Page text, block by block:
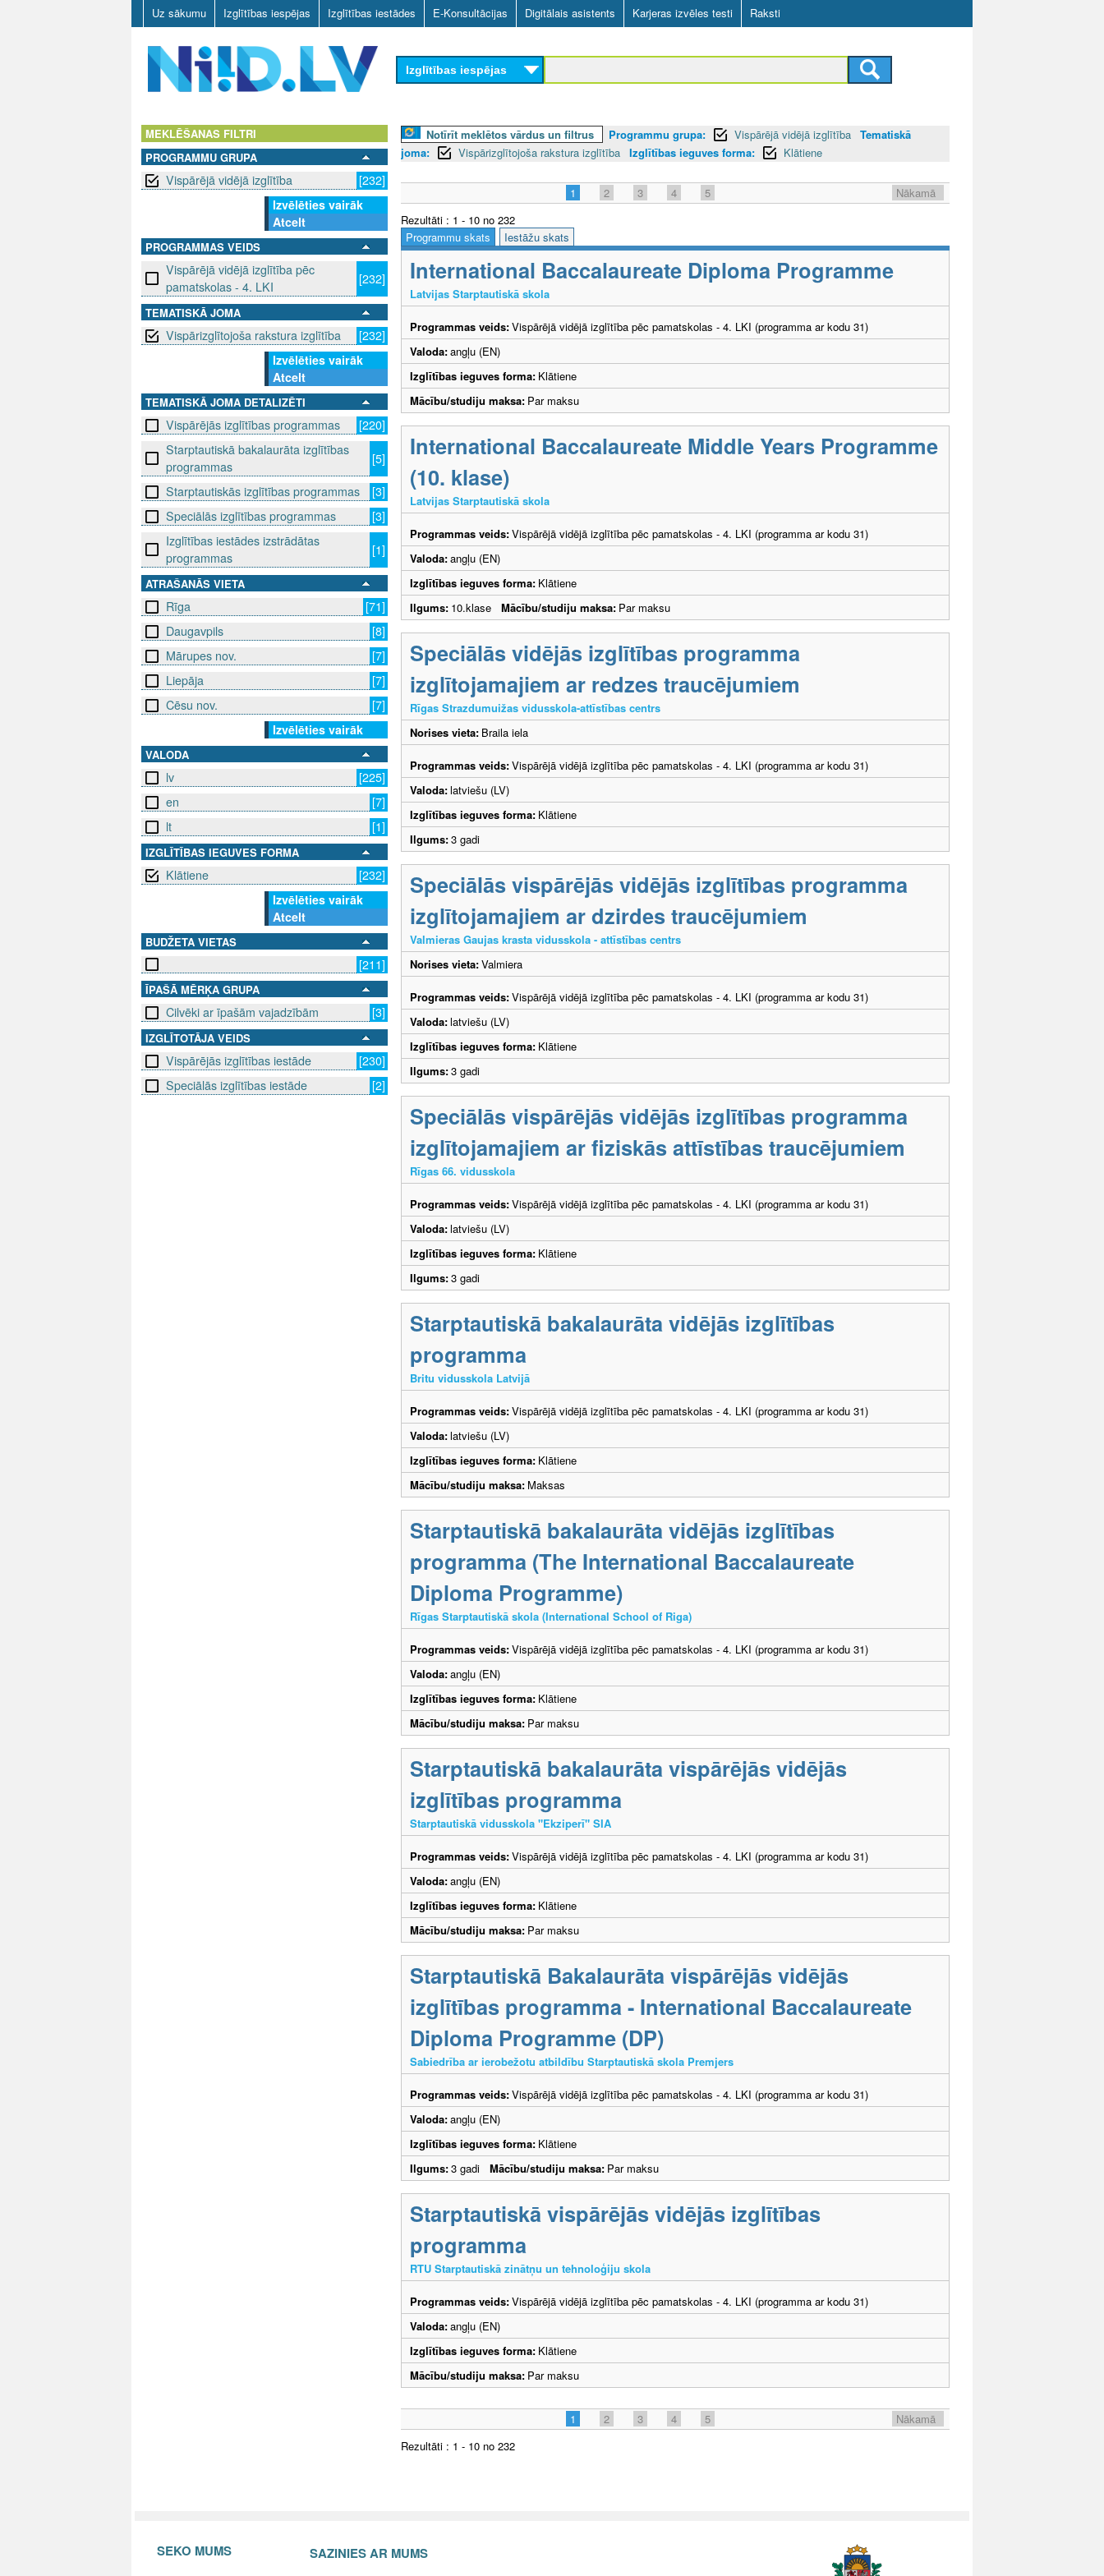
Skip
to
main
content
Uz sākumu Izglītības iespējas Izglītības iestādes E-Konsultācijas Digitālais asistents Karjeras izvēles testi Raksti
V
Izglītības iespējas
MEKLĒŠANAS FILTRI
PROGRAMMU GRUPA
Vispārējā vidējā izglītība
[232]
Izvēlēties vairāk
Atcelt
PROGRAMMAS VEIDS
Vispārējā vidējā izglītība pēc
pamatskolas - 4. LKI
[232]
TEMATISKĀ JOMA
Vispārizglītojoša rakstura izglītība
[232]
Izvēlēties vairāk
Atcelt
TEMATISKĀ JOMA DETALIZĒTI
Vispārējās izglītības programmas
[220]
Starptautiskā bakalaurāta izglītības
programmas
[5]
Starptautiskās izglītības programmas
[3]
Speciālās izglītības programmas
[3]
Izglītības iestādes izstrādātas
programmas
[1]
ATRAŠANĀS VIETA
Rīga
[71]
Daugavpils
[8]
Mārupes nov.
[7]
Liepāja
[7]
Cēsu nov.
[7]
Izvēlēties vairāk
VALODA
lv
[225]
en
[7]
lt
[1]
IZGLĪTĪBAS IEGUVES FORMA
Klātiene
[232]
Izvēlēties vairāk
Atcelt
BUDŽETA VIETAS
[211]
ĪPAŠĀ MĒRĶA GRUPA
Cilvēki ar īpašām vajadzībām [3]
IZGLĪTOTĀJA VEIDS
Vispārējās izglītības iestāde
[230]
Speciālās izglītības iestāde
[2]
Notīrīt meklētos vārdus un filtrus Programmu grupa: Vispārējā vidējā izglītība Tematiskā
joma:
Vispārizglītojoša rakstura izglītība Izglītības ieguves forma: Klātiene
1 2 3 4 5
Nākamā
Rezultāti : 1 - 10 no 232
Programmu skats
Iestāžu skats
International Baccalaureate Diploma Programme
Latvijas Starptautiskā skola
Programmas veids:Vispārējā vidējā izglītība pēc pamatskolas - 4. LKI (programma ar kodu 31)
Valoda:angļu (EN)
Izglītības ieguves forma: Klātiene
Mācību/studiju maksa: Par maksu
International Baccalaureate Middle Years Programme
(10. klase)
Latvijas Starptautiskā skola
Programmas veids:Vispārējā vidējā izglītība pēc pamatskolas - 4. LKI (programma ar kodu 31)
Valoda:angļu (EN)
Izglītības ieguves forma: Klātiene
Ilgums: 10.klase Mācību/studiju maksa: Par maksu
Speciālās vidējās izglītības programma
izglītojamajiem ar redzes traucējumiem
Rīgas Strazdumuižas vidusskola-attīstības centrs
Norises vieta: Braila iela
Programmas veids:Vispārējā vidējā izglītība pēc pamatskolas - 4. LKI (programma ar kodu 31)
Valoda:latviešu (LV)
Izglītības ieguves forma: Klātiene
Ilgums:3 gadi
Speciālās vispārējās vidējās izglītības programma
izglītojamajiem ar dzirdes traucējumiem
Valmieras Gaujas krasta vidusskola - attīstības centrs
Norises vieta:Valmiera
Programmas veids:Vispārējā vidējā izglītība pēc pamatskolas - 4. LKI (programma ar kodu 31)
Valoda:latviešu (LV)
Izglītības ieguves forma: Klātiene
Ilgums:3 gadi
Speciālās vispārējās vidējās izglītības programma
izglītojamajiem ar fiziskās attīstības traucējumiem
Rīgas 66. vidusskola
Programmas veids:Vispārējā vidējā izglītība pēc pamatskolas - 4. LKI (programma ar kodu 31)
Valoda:latviešu (LV)
Izglītības ieguves forma: Klātiene
Ilgums:3 gadi
Starptautiskā bakalaurāta vidējās izglītības
programma
Britu vidusskola Latvijā
Programmas veids:Vispārējā vidējā izglītība pēc pamatskolas - 4. LKI (programma ar kodu 31)
Valoda:latviešu (LV)
Izglītības ieguves forma: Klātiene
Mācību/studiju maksa: Maksas
Starptautiskā bakalaurāta vidējās izglītības
programma (The International Baccalaureate
Diploma Programme)
Rīgas Starptautiskā skola (International School of Riga)
Programmas veids:Vispārējā vidējā izglītība pēc pamatskolas - 4. LKI (programma ar kodu 31)
Valoda:angļu (EN)
Izglītības ieguves forma: Klātiene
Mācību/studiju maksa: Par maksu
Starptautiskā bakalaurāta vispārējās vidējās
izglītības programma
Starptautiskā vidusskola "Ekziperī" SIA
Programmas veids:Vispārējā vidējā izglītība pēc pamatskolas - 4. LKI (programma ar kodu 31)
Valoda:angļu (EN)
Izglītības ieguves forma: Klātiene
Mācību/studiju maksa: Par maksu
Starptautiskā Bakalaurāta vispārējās vidējās
izglītības programma - International Baccalaureate
Diploma Programme (DP)
Sabiedrība ar ierobežotu atbildību Starptautiskā skola Premjers
Programmas veids:Vispārējā vidējā izglītība pēc pamatskolas - 4. LKI (programma ar kodu 31)
Valoda:angļu (EN)
Izglītības ieguves forma: Klātiene
Ilgums:3 gadi Mācību/studiju maksa: Par maksu
Starptautiskā vispārējās vidējās izglītības
programma
RTU Starptautiskā zinātņu un tehnoloģiju skola
Programmas veids:Vispārējā vidējā izglītība pēc pamatskolas - 4. LKI (programma ar kodu 31)
Valoda:angļu (EN)
Izglītības ieguves forma: Klātiene
Mācību/studiju maksa: Par maksu
1 2 3 4 5
Nākamā
Rezultāti : 1 - 10 no 232
SEKO MUMS SAZINIES AR MUMS